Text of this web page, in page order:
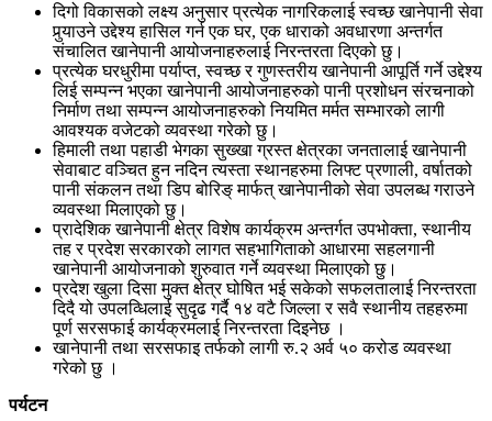
दिगो विकासको लक्ष्य अनुसार प्रत्येक नागरिकलाई स्वच्छ खानेपानी सेवा
पुर्‍याउने उद्देश्य हासिल गर्न एक घर, एक धाराको अवधारणा अन्तर्गत
संचालित खानेपानी आयोजनाहरुलाई निरन्तरता दिएको छु।
प्रत्येक घरधुरीमा पर्याप्त, स्वच्छ र गुणस्तरीय खानेपानी आपूर्ति गर्ने उद्देश्य
लिई सम्पन्न भएका खानेपानी आयोजनाहरुको पानी प्रशोधन संरचनाको
निर्माण तथा सम्पन्न आयोजनाहरुको नियमित मर्मत सम्भारको लागी
आवश्यक वजेटको व्यवस्था गरेको छु।
हिमाली तथा पहाडी भेगका सुख्खा ग्रस्त क्षेत्रका जनतालाई खानेपानी
सेवाबाट वञ्चित हुन नदिन त्यस्ता स्थानहरुमा लिफ्ट प्रणाली, वर्षातको
पानी संकलन तथा डिप बोरिङ् मार्फत् खानेपानीको सेवा उपलब्ध गराउने
व्यवस्था मिलाएको छु।
प्रादेशिक खानेपानी क्षेत्र विशेष कार्यक्रम अन्तर्गत उपभोक्ता, स्थानीय
तह र प्रदेश सरकारको लागत सहभागिताको आधारमा सहलगानी
खानेपानी आयोजनाको शुरुवात गर्ने व्यवस्था मिलाएको छु।
प्रदेश खुला दिसा मुक्त क्षेत्र घोषित भई सकेको सफलतालाई निरन्तरता
दिदै यो उपलव्धिलाई सुदृढ गर्दै १४ वटै जिल्ला र सवै स्थानीय तहहरुमा
पूर्ण सरसफाई कार्यक्रमलाई निरन्तरता दिइनेछ ।
खानेपानी तथा सरसफाइ तर्फको लागी रु.२ अर्व ५० करोड व्यवस्था
गरेको छु ।
पर्यटन